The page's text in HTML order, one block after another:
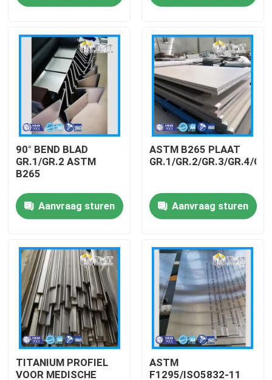
Producten
Videos
Over ons
Fabrieksreis
Kwaliteitscontrole
Contacteer ons
Vraag een offerte aan
Titaniumbar
Titanium plaat/plaat
90° BEND BLAD
GR.1/GR.2 ASTM
B265
Aanvraag sturen
ASTM B265 PLAAT
GR.1/GR.2/GR.3/GR.4/
Aanvraag sturen
TITANIUM PROFIEL
VOOR MEDISCHE
ASTM
F1295/ISO5832-11